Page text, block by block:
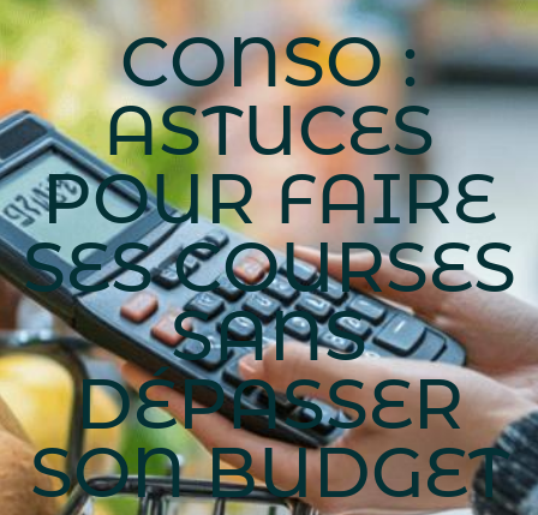
CONSO :
ASTUCES
POUR FAIRE
SES COURSES
SANS
DÉPASSER
SON BUDGET